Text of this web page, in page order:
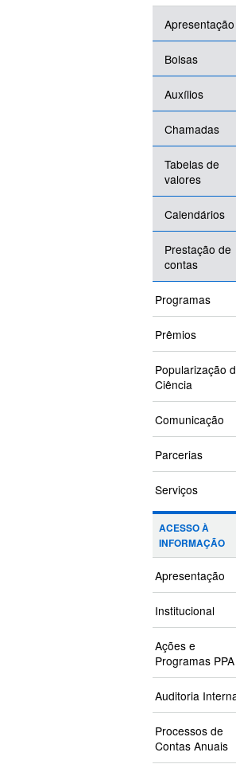
Apresentação
Bolsas
Auxílios
Chamadas
Tabelas de
valores
Calendários
Prestação de
contas
Programas
Prêmios
Popularização
Ciência
Comunicação
Parcerias
Serviços
ACESSO À
INFORMAÇÃO
Apresentação
Institucional
Ações e
Programas PPA
Auditoria
Processos de
Contas Anuais